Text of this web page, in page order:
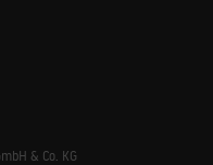
& Co. KG